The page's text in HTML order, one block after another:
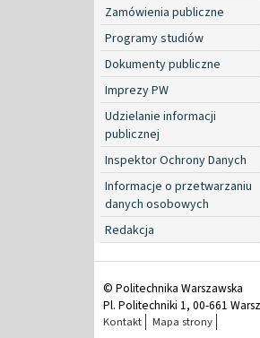
Zamówienia publiczne
Programy studiów
Dokumenty publiczne
Imprezy PW
Udzielanie informacji
publicznej
Inspektor Ochrony Danych
Informacje o przetwarzaniu
danych osobowych
Redakcja
© Politechnika Warszawska
Pl. Politechniki 1, 00-661
Kontakt Mapa strony